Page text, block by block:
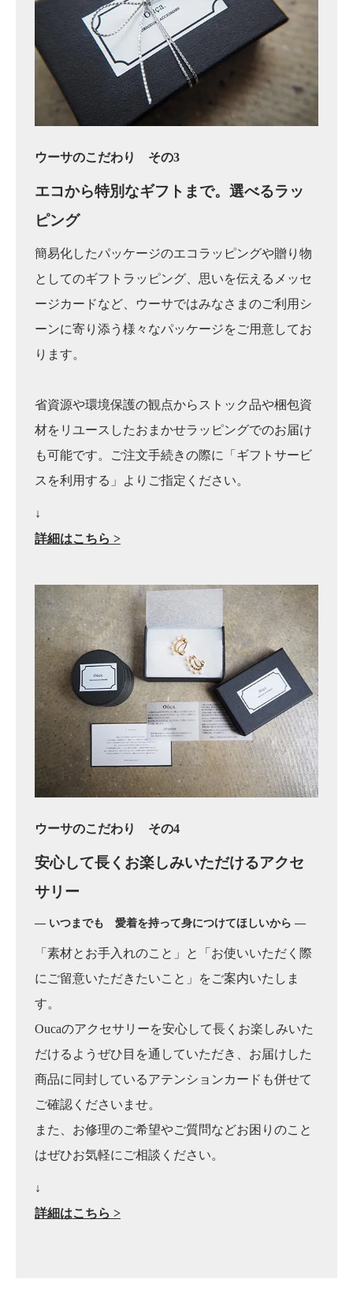
ウーサのこだわり その3
エコから特別なギフトまで。 選べるラッ
ピング
簡易化したパッケージのエコラッピングや贈り物
としてのギフトラッピング、思いを伝えるメッセ
ージカードなど、ウーサではみなさまのご利用シ
ーンに寄り添う様々なパッケージをご用意してお
ります。
省資源や環境保護の観点からストック品や梱包資
材をリユースしたおまかせラッピングでのお届け
も可能です。ご注文手続きの際に「ギフトサービ
スを利用する」よりご指定ください。
↓
詳細はこちら >
ウーサのこだわり その4
安心して長くお楽しみいただけるアクセ
サリー
― いつまでも 愛着を持って身につけてほしいから ―
「素材とお手入れのこと」と「お使いいただく際
にご留意いただきたいこと」をご案内いたしま
す。
Oucaのアクセサリーを安心して長くお楽しみいた
だけるようぜひ目を通していただき、お届けした
商品に同封しているアテンションカードも併せて
ご確認くださいませ。
また、お修理のご希望やご質問などお困りのこと
はぜひお気軽にご相談ください。
↓
詳細はこちら >